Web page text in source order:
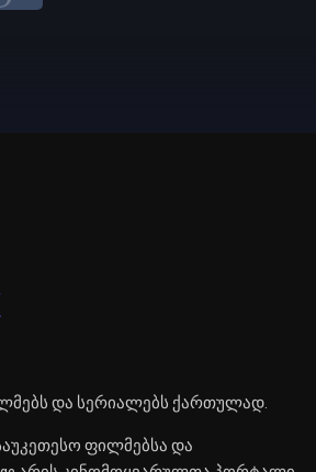
და სერიალებს ქართულად.
ფილმებსა და